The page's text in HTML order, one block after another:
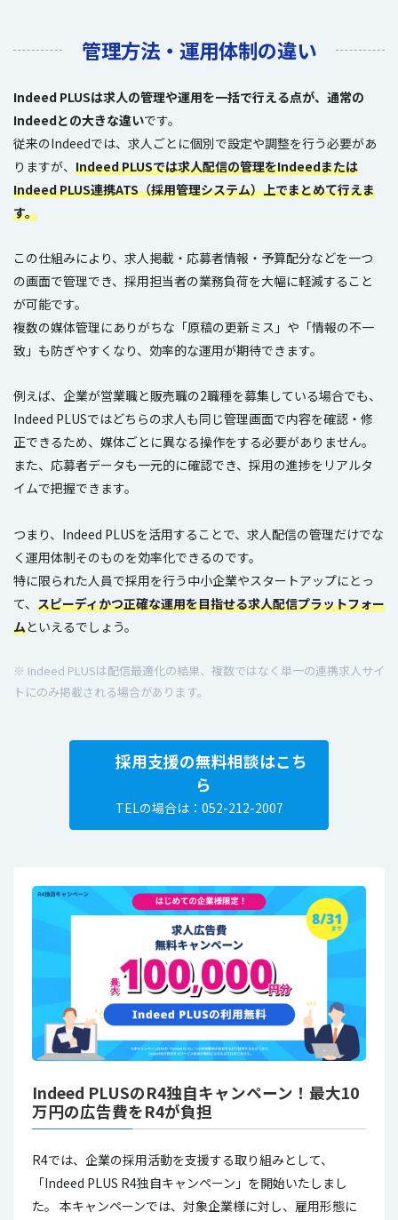
管理方法・運用体制の違い
Indeed PLUSは求人の管理や運用を一括で行える点が、通常の
Indeedとの大きな違いです。
従来のIndeedでは、求人ごとに個別で設定や調整を行う必要があ
りますが、 Indeed PLUSでは求人配信の管理をIndeedまたは
Indeed PLUS連携ATS（採用管理システム）上でまとめて行えま
す。
この仕組みにより、求人掲載・応募者情報・予算配分などを一つ
の画面で管理でき、採用担当者の業務負荷を大幅に軽減すること
が可能です。
複数の媒体管理にありがちな「原稿の更新ミス」や「情報の不一
致」も防ぎやすくなり、効率的な運用が期待できます。
例えば、企業が営業職と販売職の2職種を募集している場合でも、
Indeed PLUSではどちらの求人も同じ管理画面で内容を確認・修
正できるため、媒体ごとに異なる操作をする必要がありません。
また、応募者データも一元的に確認でき、採用の進捗をリアルタ
イムで把握できます。
つまり、Indeed PLUSを活用することで、求人配信の管理だけでな
く運用体制そのものを効率化できるのです。
特に限られた人員で採用を行う中小企業やスタートアップにとっ
て、 スピーディかつ正確な運用を目指せる求人配信プラットフォー
ムといえるでしょう。
※ Indeed PLUSは配信最適化の結果、複数ではなく単一の連携求人サイ
トにのみ掲載される場合があります。
採用支援の無料相談はこち
ら
TELの場合は：052-212-2007
Indeed PLUSのR4独自キャンペーン！最大10
万円の広告費をR4が負担
R4では、企業の採用活動を支援する取り組みとして、
「Indeed PLUS R4独自キャンペーン」を開始いたしまし
た。 本キャンペーンでは、対象企業様に対し、雇用形態に